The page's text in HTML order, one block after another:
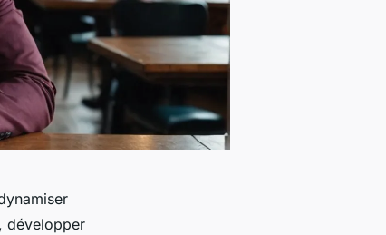
développer